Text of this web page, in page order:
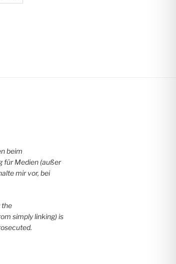
beim
für Medien (außer
mir vor, bei
the
simply linking) is